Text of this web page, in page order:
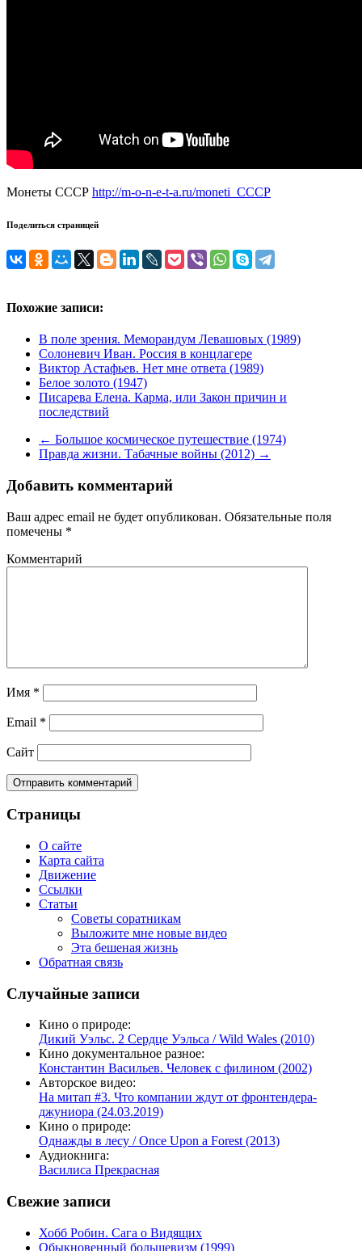
Монеты СССР http://m-o-n-e-t-a.ru/moneti_CCCP
Поделиться страницей
Похожие записи:
В поле зрения. Меморандум Левашовых (1989)
Солоневич Иван. Россия в концлагере
Виктор Астафьев. Нет мне ответа (1989)
Белое золото (1947)
Писарева Елена. Карма, или Закон причин и
последствий
← Большое космическое путешествие (1974)
Правда жизни. Табачные войны (2012) →
Добавить комментарий
Ваш адрес email не будет опубликован. Обязательные поля
помечены *
Комментарий
Имя *
Email *
Сайт
Страницы
О сайте
Карта сайта
Движение
Ссылки
Статьи
Советы соратникам
Выложите мне новые видео
Эта бешеная жизнь
Обратная связь
Случайные записи
Кино о природе:
Дикий Уэльс. 2 Сердце Уэльса / Wild Wales (2010)
Кино документальное разное:
Константин Васильев. Человек с филином (2002)
Авторское видео:
На митап #3. Что компании ждут от фронтендера-
джуниора (24.03.2019)
Кино о природе:
Однажды в лесу / Once Upon a Forest (2013)
Аудиокнига:
Василиса Прекрасная
Свежие записи
Хобб Робин. Сага о Видящих
Обыкновенный большевизм (1999)